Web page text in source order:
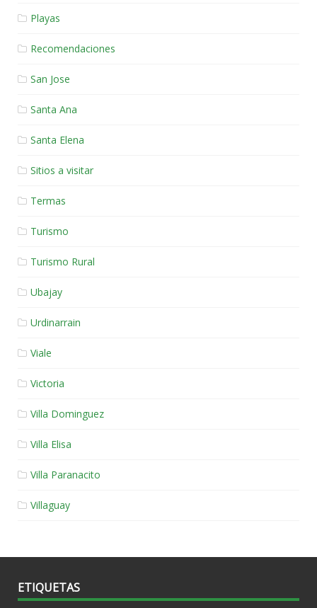
Playas
Recomendaciones
San Jose
Santa Ana
Santa Elena
Sitios a visitar
Termas
Turismo
Turismo Rural
Ubajay
Urdinarrain
Viale
Victoria
Villa Dominguez
Villa Elisa
Villa Paranacito
Villaguay
ETIQUETAS